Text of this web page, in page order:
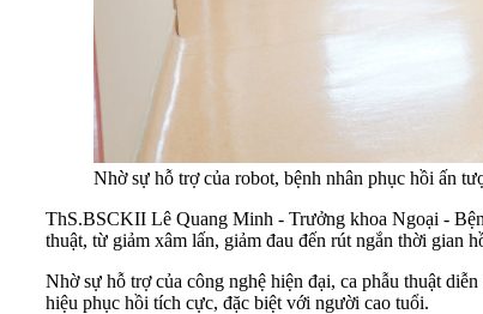
Nhờ sự hỗ trợ của robot, bệnh nhân phục hồi ấn
ThS.BSCKII Lê Quang Minh - Trưởng khoa Ngoại -
thuật, từ giảm xâm lấn, giảm đau đến rút ngắn thời gian
Nhờ sự hỗ trợ của công nghệ hiện đại, ca phẫu thuật
hiệu phục hồi tích cực, đặc biệt với người cao tuổi.